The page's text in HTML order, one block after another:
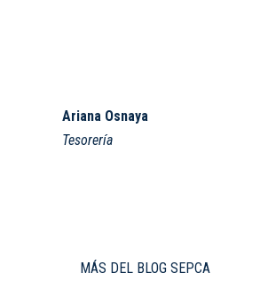
Ariana Osnaya
Tesorería
MÁS DEL BLOG SEPCA